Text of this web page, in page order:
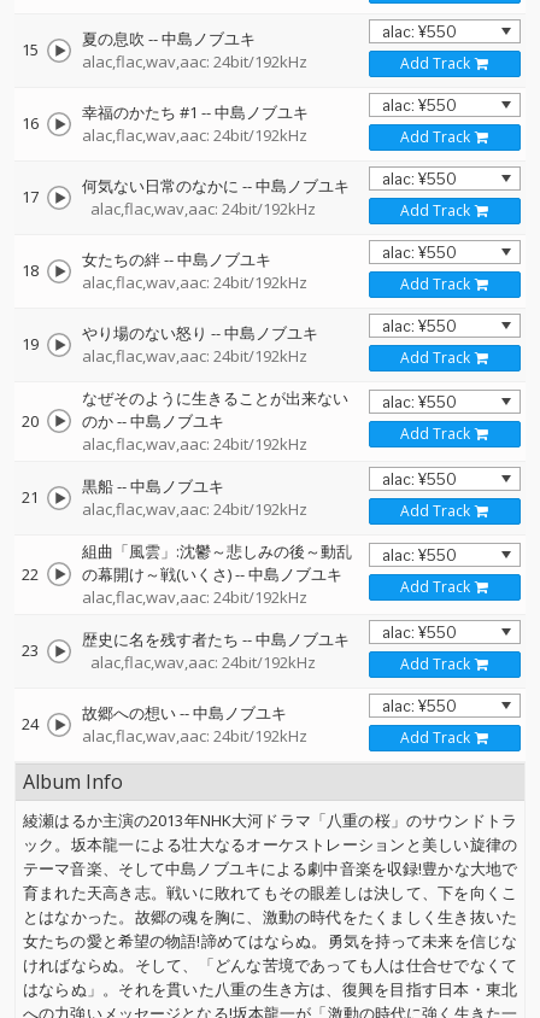
15 夏の息吹 --中島ノブユキ
alac,flac,wav,aac: 24bit/192kHz
Add Track
16 幸福のかたち #1 --中島ノブユキ
alac,flac,wav,aac: 24bit/192kHz
Add Track
17 何気ない日常のなかに --中島ノブユキ
alac,flac,wav,aac: 24bit/192kHz
Add Track
18 女たちの絆--中島ノブユキ
alac,flac,wav,aac: 24bit/192kHz
Add Track
19 やり場のない怒り --中島ノブユキ
alac,flac,wav,aac: 24bit/192kHz
Add Track
20
なぜそのように生きることが出来ない
のか--中島ノブユキ
alac,flac,wav,aac: 24bit/192kHz
Add Track
21 黒船--中島ノブユキ
alac,flac,wav,aac: 24bit/192kHz
Add Track
22
組曲「風雲」:沈鬱～悲しみの後～動乱
の幕開け～戦(いくさ)--中島ノブユキ
alac,flac,wav,aac: 24bit/192kHz
Add Track
23 歴史に名を残す者たち --中島ノブユキ
alac,flac,wav,aac: 24bit/192kHz
Add Track
24 故郷への想い--中島ノブユキ
alac,flac,wav,aac: 24bit/192kHz
Add Track
Album Info
綾瀬はるか主演の2013年NHK大河ドラマ「八重の桜」のサウンドトラ
ック。坂本龍一による壮大なるオーケストレーションと美しい旋律の
テーマ音楽、そして中島ノブユキによる劇中音楽を収録!豊かな大地で
育まれた天高き志。戦いに敗れてもその眼差しは決して、下を向くこ
とはなかった。故郷の魂を胸に、激動の時代をたくましく生き抜いた
女たちの愛と希望の物語!諦めてはならぬ。勇気を持って未来を信じな
ければならぬ。そして、「どんな苦境であっても人は仕合せでなくて
はならぬ」。それを貫いた八重の生き方は、復興を目指す日本・東北
への力強いメッセージとなる!坂本龍一が「激動の時代に強く生きた一